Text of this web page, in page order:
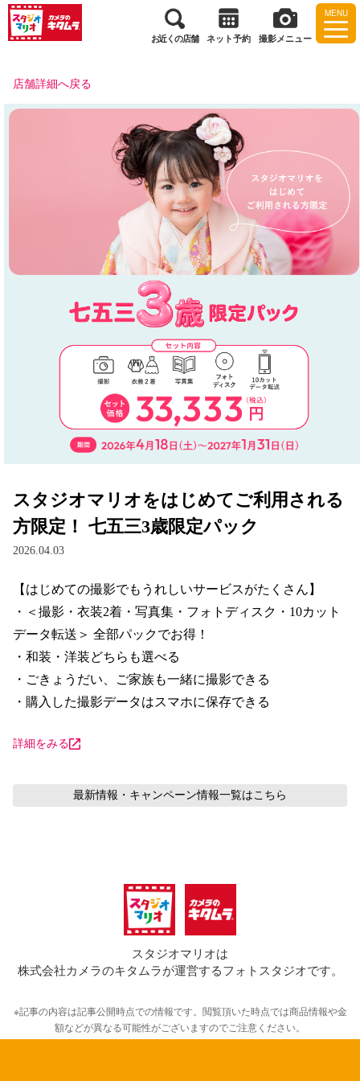
MENU
お近くの店舗 ネット予約 撮影メニュー
店舗詳細へ戻る
スタジオマリオをはじめてご利用される
方限定！ 七五三3歳限定パック
2026.04.03
【はじめての撮影でもうれしいサービスがたくさん】
・＜撮影・衣装2着・写真集・フォトディスク・10カット
データ転送＞ 全部パックでお得！
・和装・洋装どちらも選べる
・ごきょうだい、ご家族も一緒に撮影できる
・購入した撮影データはスマホに保存できる
詳細をみる
最新情報・キャンペーン情報一覧はこちら
スタジオマリオは
株式会社カメラのキタムラが運営するフォトスタジオです。
※記事の内容は記事公開時点での情報です。閲覧頂いた時点では商品情報や金
額などが異なる可能性がございますのでご注意ください。